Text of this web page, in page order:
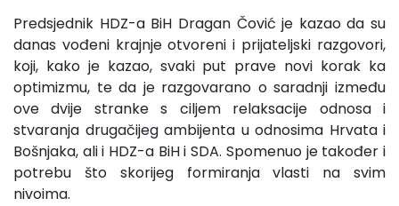
Predsjednik HDZ-a BiH Dragan Čović je kazao da su
danas vođeni krajnje otvoreni i prijateljski razgovori,
koji, kako je kazao, svaki put prave novi korak ka
optimizmu, te da je razgovarano o saradnji između
ove dvije stranke s ciljem relaksacije odnosa i
stvaranja drugačijeg ambijenta u odnosima Hrvata i
Bošnjaka, ali i HDZ-a BiH i SDA. Spomenuo je također i
potrebu što skorijeg formiranja vlasti na svim
nivoima.